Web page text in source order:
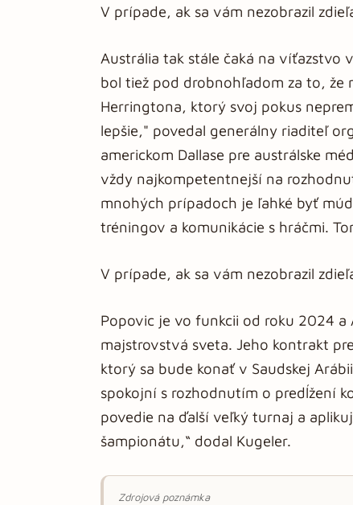
V prípade, ak sa vám nezobrazil
Austrália tak stále čaká na víťazstvo
bol tiež pod drobnohľadom za to, že
Herringtona, ktorý svoj pokus
lepšie," povedal generálny riaditeľ
americkom Dallase pre austrálske
vždy najkompetentnejší na
mnohých prípadoch je ľahké byť
tréningov a komunikácie s hráčmi.
V prípade, ak sa vám nezobrazil
Popovic je vo funkcii od roku 2024
majstrovstvá sveta. Jeho kontrakt
ktorý sa bude konať v Saudskej
spokojní s rozhodnutím o predĺžení
povedie na ďalší veľký turnaj a
šampionátu,“ dodal Kugeler.
Zdrojová poznámka